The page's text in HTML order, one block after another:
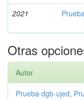
2021
Otras
Autor
Prueba dgb-ujed,